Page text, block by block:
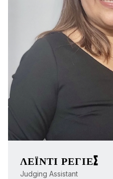
χαλάρωση δίπλα στο νερό
ΛΈΙΝΤΙ ΡΈΓΙΕΣ
Judging Assistant